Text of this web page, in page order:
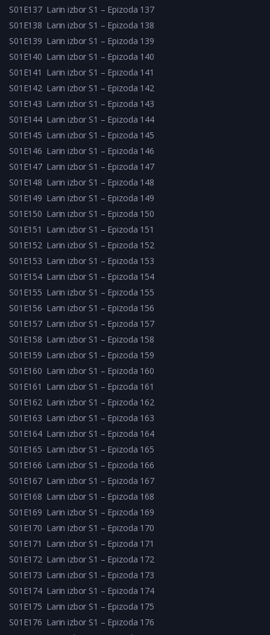
S01E137 Larin izbor S1 – Epizoda 137
S01E138 Larin izbor S1 – Epizoda 138
S01E139 Larin izbor S1 – Epizoda 139
S01E140 Larin izbor S1 – Epizoda 140
S01E141 Larin izbor S1 – Epizoda 141
S01E142 Larin izbor S1 – Epizoda 142
S01E143 Larin izbor S1 – Epizoda 143
S01E144 Larin izbor S1 – Epizoda 144
S01E145 Larin izbor S1 – Epizoda 145
S01E146 Larin izbor S1 – Epizoda 146
S01E147 Larin izbor S1 – Epizoda 147
S01E148 Larin izbor S1 – Epizoda 148
S01E149 Larin izbor S1 – Epizoda 149
S01E150 Larin izbor S1 – Epizoda 150
S01E151 Larin izbor S1 – Epizoda 151
S01E152 Larin izbor S1 – Epizoda 152
S01E153 Larin izbor S1 – Epizoda 153
S01E154 Larin izbor S1 – Epizoda 154
S01E155 Larin izbor S1 – Epizoda 155
S01E156 Larin izbor S1 – Epizoda 156
S01E157 Larin izbor S1 – Epizoda 157
S01E158 Larin izbor S1 – Epizoda 158
S01E159 Larin izbor S1 – Epizoda 159
S01E160 Larin izbor S1 – Epizoda 160
S01E161 Larin izbor S1 – Epizoda 161
S01E162 Larin izbor S1 – Epizoda 162
S01E163 Larin izbor S1 – Epizoda 163
S01E164 Larin izbor S1 – Epizoda 164
S01E165 Larin izbor S1 – Epizoda 165
S01E166 Larin izbor S1 – Epizoda 166
S01E167 Larin izbor S1 – Epizoda 167
S01E168 Larin izbor S1 – Epizoda 168
S01E169 Larin izbor S1 – Epizoda 169
S01E170 Larin izbor S1 – Epizoda 170
S01E171 Larin izbor S1 – Epizoda 171
S01E172 Larin izbor S1 – Epizoda 172
S01E173 Larin izbor S1 – Epizoda 173
S01E174 Larin izbor S1 – Epizoda 174
S01E175 Larin izbor S1 – Epizoda 175
S01E176 Larin izbor S1 – Epizoda 176